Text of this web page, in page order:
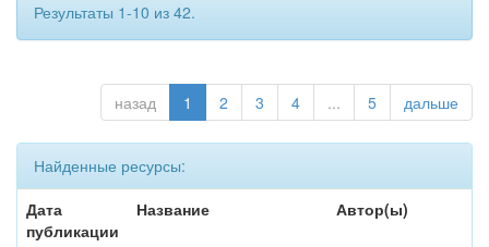
Результаты 1-10 из 42.
назад 1 2 3 4 ... 5 дальше
Найденные ресурсы:
Дата
публикации
Название Автор(ы)